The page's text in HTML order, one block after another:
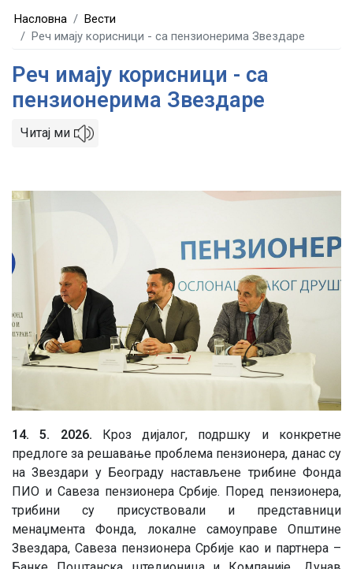
Насловна
Вести
Реч имају корисници - са пензионерима Звездаре
Реч имају корисници - са
пензионерима Звездаре
Читај ми
Image
14. 5. 2026. Кроз дијалог, подршку и конкретне
предлоге за решавање проблема пензионера, данас су
на Звездари у Београду настављене трибине Фонда
ПИО и Савеза пензионера Србије. Поред пензионера,
трибини су присуствовали и представници
менаџмента Фонда, локалне самоуправе Општине
Звездара, Савеза пензионера Србије као и партнера –